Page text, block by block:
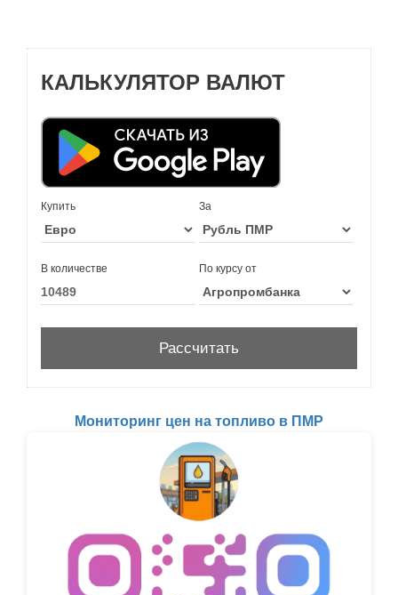
КАЛЬКУЛЯТОР ВАЛЮТ
Купить За
В количестве По курсу от
Мониторинг цен на топливо в ПМР